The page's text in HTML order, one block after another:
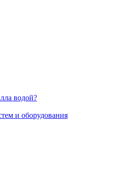
водой?
и оборудования